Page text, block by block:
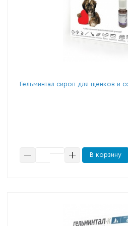
Гельминтал сироп для щенков и
В корзину